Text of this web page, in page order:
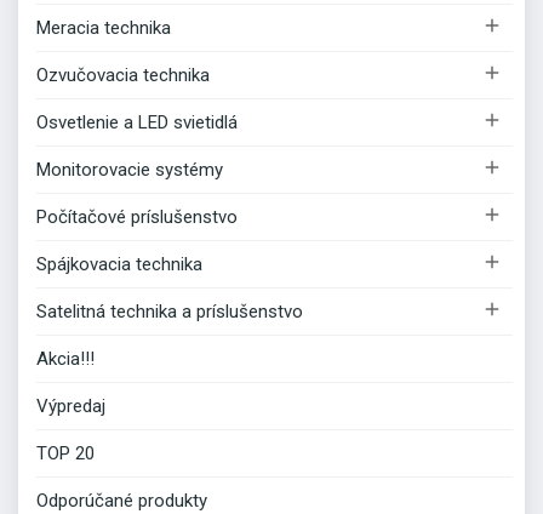
Meracia technika 
Ozvučovacia technika 
Osvetlenie a LED svietidlá 
Monitorovacie systémy 
Počítačové príslušenstvo 
Spájkovacia technika 
Satelitná technika a príslušenstvo 
Akcia!!!
Výpredaj
TOP 20
Odporúčané produkty